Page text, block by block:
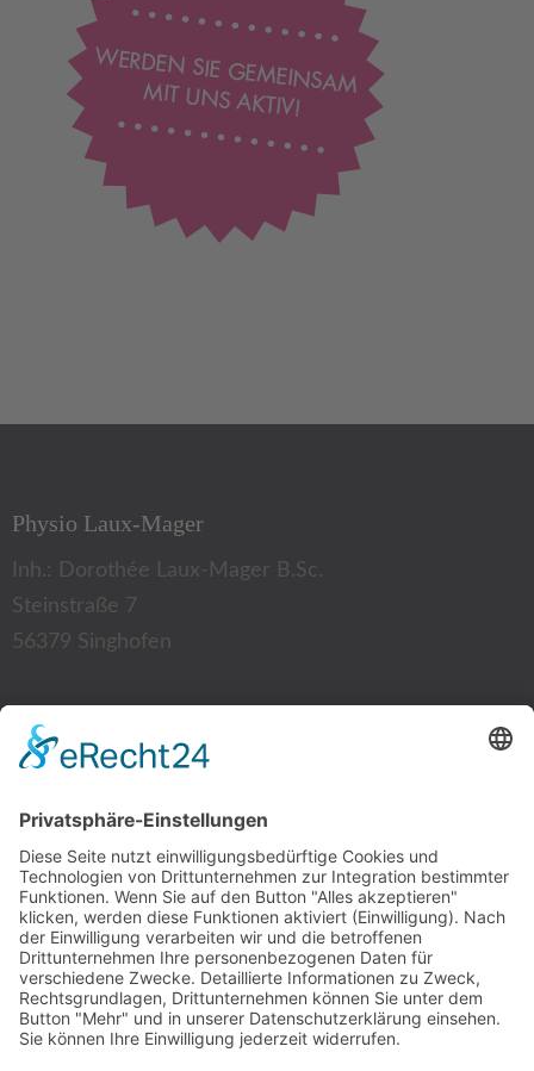
Physio Laux-Mager
Inh.: Dorothée Laux-Mager B.Sc.
Steinstraße 7
56379 Singhofen
Kontakt:
Fax: 02604 94 35 52
E-Mail:info@physio-laux-mager.de
Mitgliedschaft: